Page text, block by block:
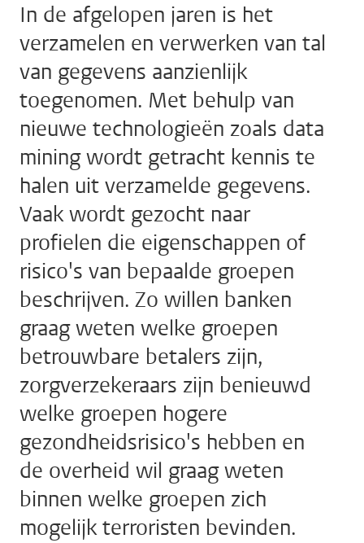
In de afgelopen jaren is het
verzamelen en verwerken van tal
van gegevens aanzienlijk
toegenomen. Met behulp van
nieuwe technologieën zoals data
mining wordt getracht kennis te
halen uit verzamelde gegevens.
Vaak wordt gezocht naar
profielen die eigenschappen of
risico's van bepaalde groepen
beschrijven. Zo willen banken
graag weten welke groepen
betrouwbare betalers zijn,
zorgverzekeraars zijn benieuwd
welke groepen hogere
gezondheidsrisico's hebben en
de overheid wil graag weten
binnen welke groepen zich
mogelijk terroristen bevinden.